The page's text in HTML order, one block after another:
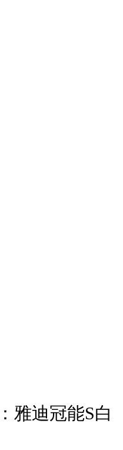
雅迪冠能S白